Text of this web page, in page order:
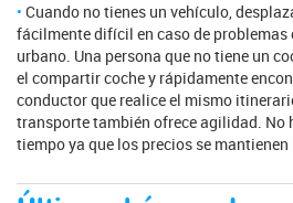
Cuando no tienes un vehículo,
fácilmente difícil en caso de problemas
urbano. Una persona que no tiene un
el compartir coche y rápidamente
conductor que realice el mismo
transporte también ofrece agilidad. No
tiempo ya que los precios se